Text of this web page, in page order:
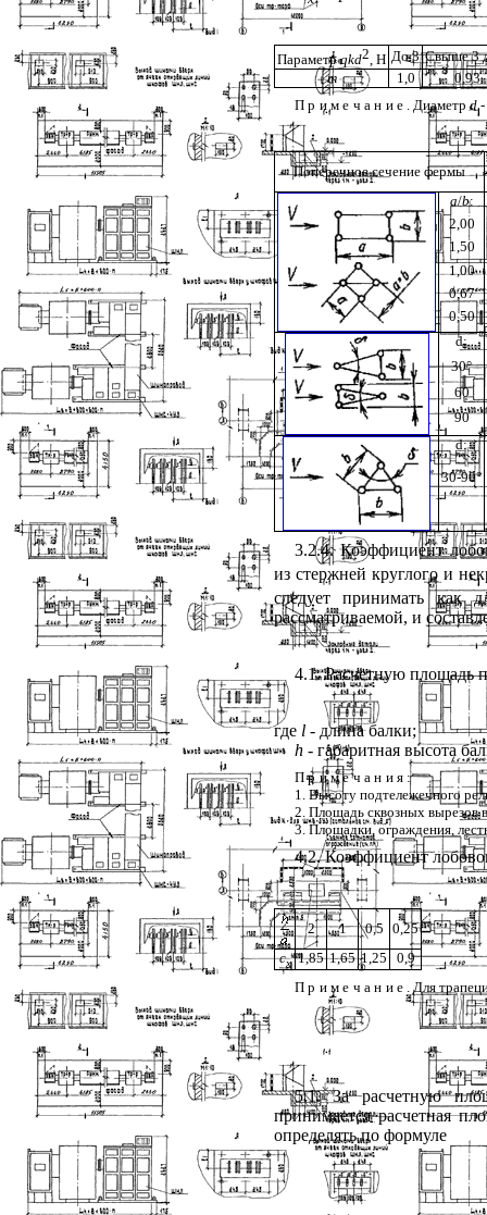
Параметрqkd2 H До 3 Свыше 3
т
1,0
0,93
Примечание
. Диаметрd-
Поперечное сечение фермы
а/b:
2,00
1,50
1,00
0,67
0,50
d:
30°
60
90
d:
30-90°
3.2.4. Коэффициент
из стержней круглого и
следует принимать как
рассматриваемой, и
4.1. Расчетную площадь
где l - длина балки;
h- габаритная высота
Примечания :
1. Высоту подтележечного
2. Площадь сквозных вырезов
3. Площадки, ограждения,
4.2. Коэффициент
2 1 0,5 0,25
cx 1,85 1,65 1,25
0,9
Примечание . Для
5.1. За расчетную
принимается расчетная
определять по формуле